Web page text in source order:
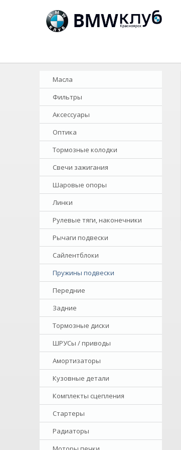
Масла
Фильтры
Аксессуары
Оптика
Тормозные колодки
Свечи зажигания
Шаровые опоры
Линки
Рулевые тяги, наконечники
Рычаги подвески
Сайлентблоки
Пружины подвески
Передние
Задние
Тормозные диски
ШРУСы / приводы
Амортизаторы
Кузовные детали
Комплекты сцепления
Стартеры
Радиаторы